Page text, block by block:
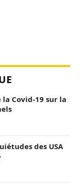
la Covid-19 sur la
des USA